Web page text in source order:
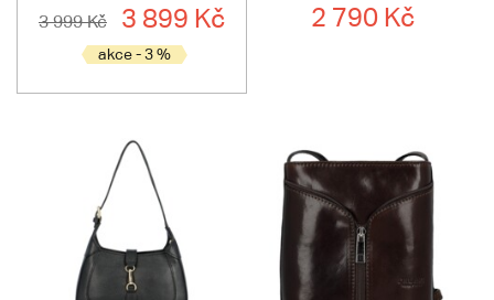
3 999 Kč
3 899 Kč
akce - 3 %
2 790 Kč